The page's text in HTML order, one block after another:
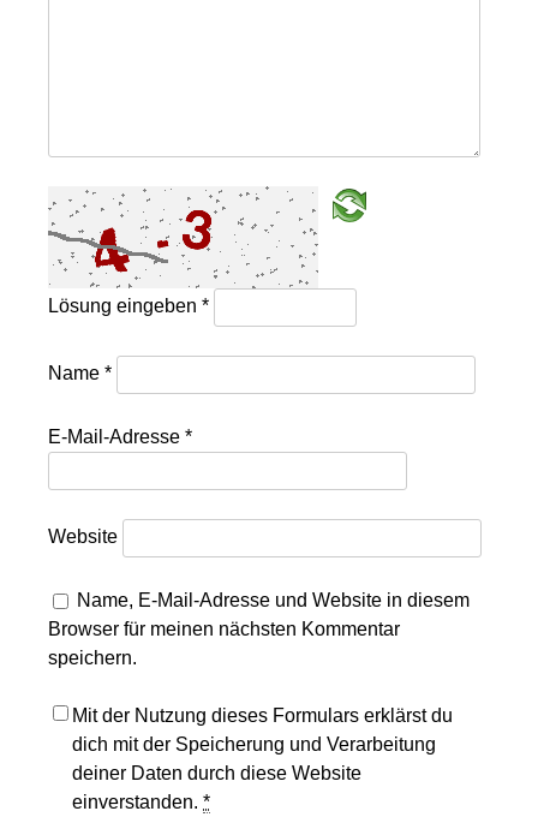
Lösung eingeben*
Name*
E-Mail-Adresse*
Website
Name, E-Mail-Adresse und Website in diesem
Browser für meinen nächsten Kommentar
speichern.
Mit der Nutzung dieses Formulars erklärst du
dich mit der Speicherung und Verarbeitung
deiner Daten durch diese Website
einverstanden.*